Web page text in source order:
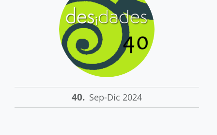
40. Sep-Dic 2024